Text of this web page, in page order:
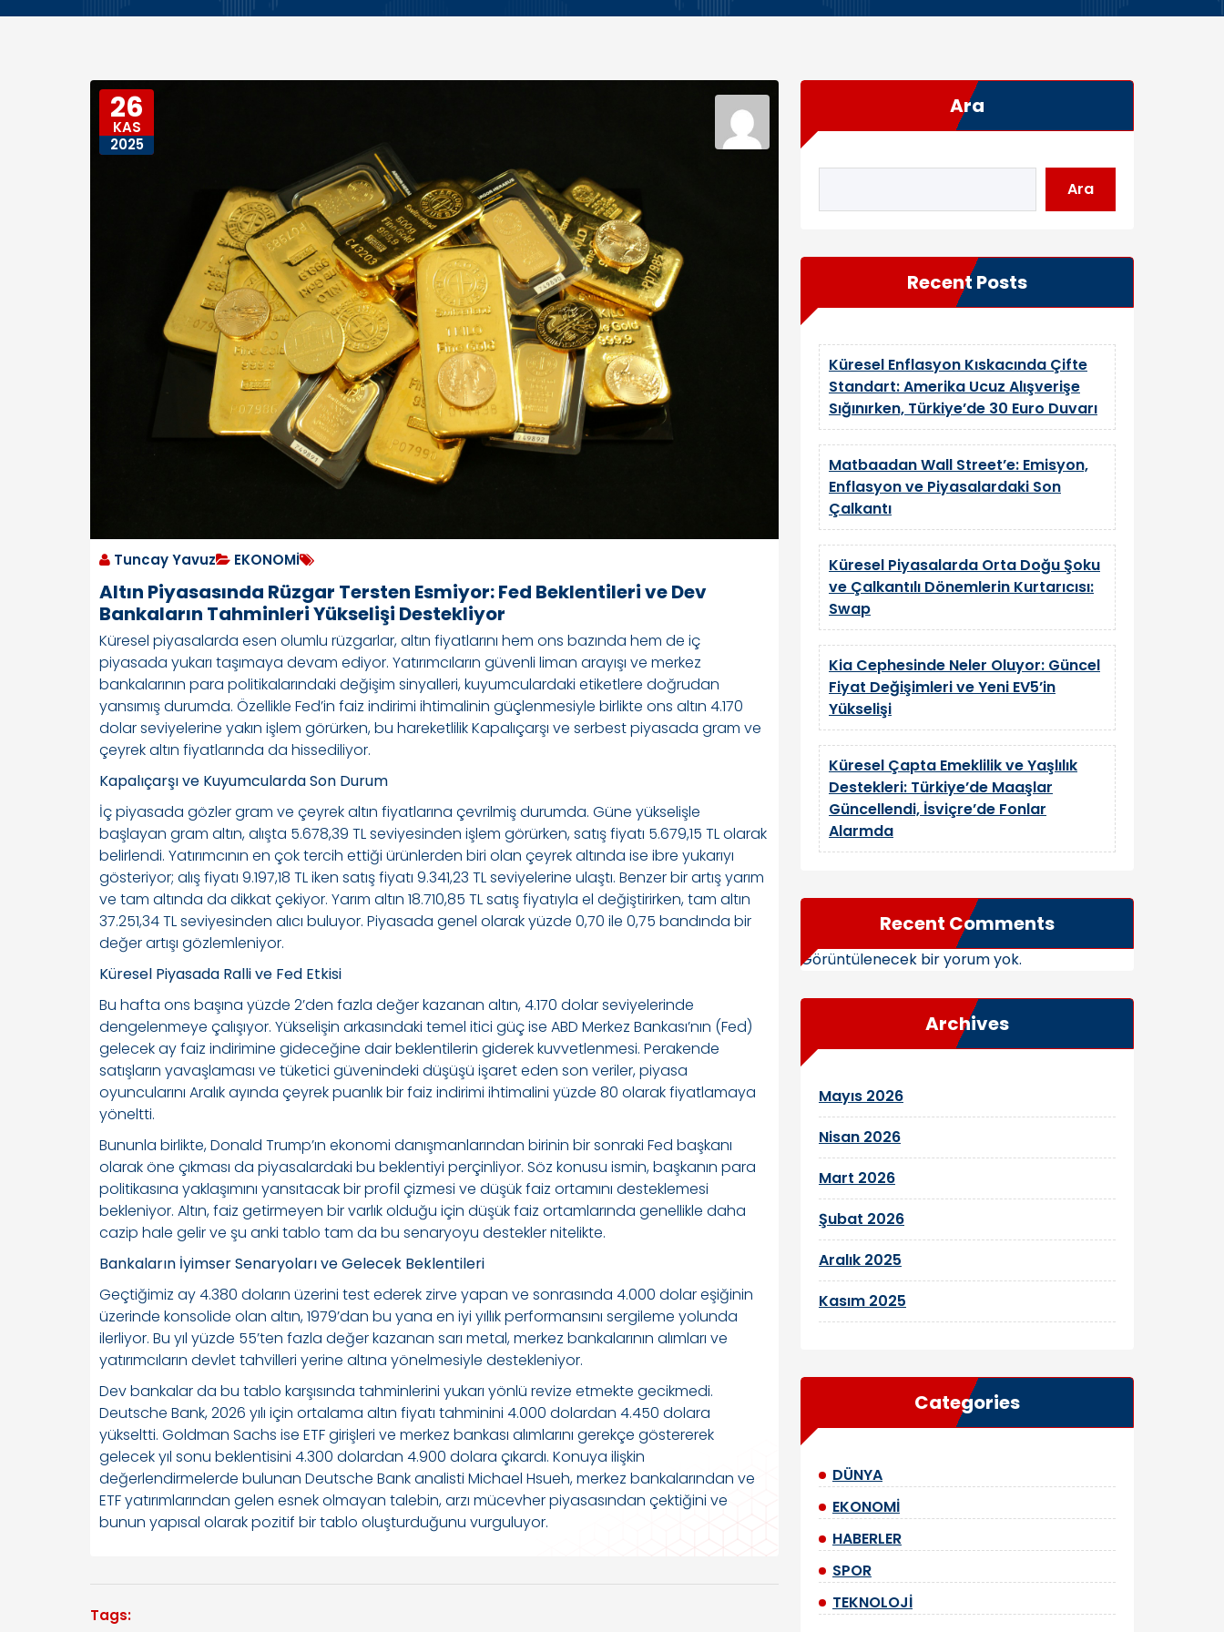
26
KAS
2025
Tuncay Yavuz EKONOMİ
Altın Piyasasında Rüzgar Tersten Esmiyor: Fed Beklentileri ve Dev
Bankaların Tahminleri Yükselişi Destekliyor
Küresel piyasalarda esen olumlu rüzgarlar, altın fiyatlarını hem ons bazında hem de iç
piyasada yukarı taşımaya devam ediyor. Yatırımcıların güvenli liman arayışı ve merkez
bankalarının para politikalarındaki değişim sinyalleri, kuyumculardaki etiketlere doğrudan
yansımış durumda. Özellikle Fed’in faiz indirimi ihtimalinin güçlenmesiyle birlikte ons altın 4.170
dolar seviyelerine yakın işlem görürken, bu hareketlilik Kapalıçarşı ve serbest piyasada gram ve
çeyrek altın fiyatlarında da hissediliyor.
Kapalıçarşı ve Kuyumcularda Son Durum
İç piyasada gözler gram ve çeyrek altın fiyatlarına çevrilmiş durumda. Güne yükselişle
başlayan gram altın, alışta 5.678,39 TL seviyesinden işlem görürken, satış fiyatı 5.679,15 TL olarak
belirlendi. Yatırımcının en çok tercih ettiği ürünlerden biri olan çeyrek altında ise ibre yukarıyı
gösteriyor; alış fiyatı 9.197,18 TL iken satış fiyatı 9.341,23 TL seviyelerine ulaştı. Benzer bir artış yarım
ve tam altında da dikkat çekiyor. Yarım altın 18.710,85 TL satış fiyatıyla el değiştirirken, tam altın
37.251,34 TL seviyesinden alıcı buluyor. Piyasada genel olarak yüzde 0,70 ile 0,75 bandında bir
değer artışı gözlemleniyor.
Küresel Piyasada Ralli ve Fed Etkisi
Bu hafta ons başına yüzde 2’den fazla değer kazanan altın, 4.170 dolar seviyelerinde
dengelenmeye çalışıyor. Yükselişin arkasındaki temel itici güç ise ABD Merkez Bankası’nın (Fed)
gelecek ay faiz indirimine gideceğine dair beklentilerin giderek kuvvetlenmesi. Perakende
satışların yavaşlaması ve tüketici güvenindeki düşüşü işaret eden son veriler, piyasa
oyuncularını Aralık ayında çeyrek puanlık bir faiz indirimi ihtimalini yüzde 80 olarak fiyatlamaya
yöneltti.
Bununla birlikte, Donald Trump’ın ekonomi danışmanlarından birinin bir sonraki Fed başkanı
olarak öne çıkması da piyasalardaki bu beklentiyi perçinliyor. Söz konusu ismin, başkanın para
politikasına yaklaşımını yansıtacak bir profil çizmesi ve düşük faiz ortamını desteklemesi
bekleniyor. Altın, faiz getirmeyen bir varlık olduğu için düşük faiz ortamlarında genellikle daha
cazip hale gelir ve şu anki tablo tam da bu senaryoyu destekler nitelikte.
Bankaların İyimser Senaryoları ve Gelecek Beklentileri
Geçtiğimiz ay 4.380 doların üzerini test ederek zirve yapan ve sonrasında 4.000 dolar eşiğinin
üzerinde konsolide olan altın, 1979’dan bu yana en iyi yıllık performansını sergileme yolunda
ilerliyor. Bu yıl yüzde 55’ten fazla değer kazanan sarı metal, merkez bankalarının alımları ve
yatırımcıların devlet tahvilleri yerine altına yönelmesiyle destekleniyor.
Dev bankalar da bu tablo karşısında tahminlerini yukarı yönlü revize etmekte gecikmedi.
Deutsche Bank, 2026 yılı için ortalama altın fiyatı tahminini 4.000 dolardan 4.450 dolara
yükseltti. Goldman Sachs ise ETF girişleri ve merkez bankası alımlarını gerekçe göstererek
gelecek yıl sonu beklentisini 4.300 dolardan 4.900 dolara çıkardı. Konuya ilişkin
değerlendirmelerde bulunan Deutsche Bank analisti Michael Hsueh, merkez bankalarından ve
ETF yatırımlarından gelen esnek olmayan talebin, arzı mücevher piyasasından çektiğini ve
bunun yapısal olarak pozitif bir tablo oluşturduğunu vurguluyor.
Tags:
Ara
Ara
Recent Posts
Küresel Enflasyon Kıskacında Çifte
Standart: Amerika Ucuz Alışverişe
Sığınırken, Türkiye’de 30 Euro Duvarı
Matbaadan Wall Street’e: Emisyon,
Enflasyon ve Piyasalardaki Son
Çalkantı
Küresel Piyasalarda Orta Doğu Şoku
ve Çalkantılı Dönemlerin Kurtarıcısı:
Swap
Kia Cephesinde Neler Oluyor: Güncel
Fiyat Değişimleri ve Yeni EV5’in
Yükselişi
Küresel Çapta Emeklilik ve Yaşlılık
Destekleri: Türkiye’de Maaşlar
Güncellendi, İsviçre’de Fonlar
Alarmda
Recent Comments
Görüntülenecek bir yorum yok.
Archives
Mayıs 2026
Nisan 2026
Mart 2026
Şubat 2026
Aralık 2025
Kasım 2025
Categories
DÜNYA
EKONOMİ
HABERLER
SPOR
TEKNOLOJİ